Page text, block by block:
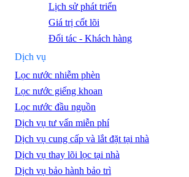
Lịch sử phát triển
Giá trị cốt lõi
Đối tác - Khách hàng
Dịch vụ
Lọc nước nhiễm phèn
Lọc nước giếng khoan
Lọc nước đầu nguồn
Dịch vụ tư vấn miễn phí
Dịch vụ cung cấp và lắt đặt tại nhà
Dịch vụ thay lõi lọc tại nhà
Dịch vụ bảo hành bảo trì